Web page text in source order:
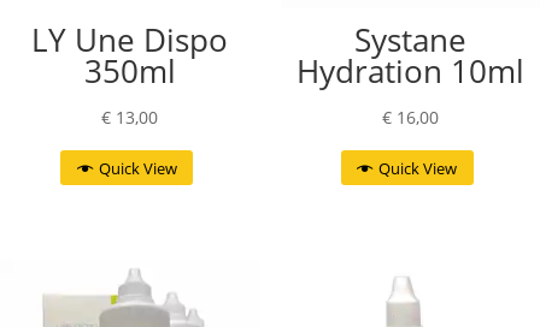
LY Une Dispo
350ml
€ 13,00
Quick View
Systane
Hydration 10ml
€16,00
Quick View